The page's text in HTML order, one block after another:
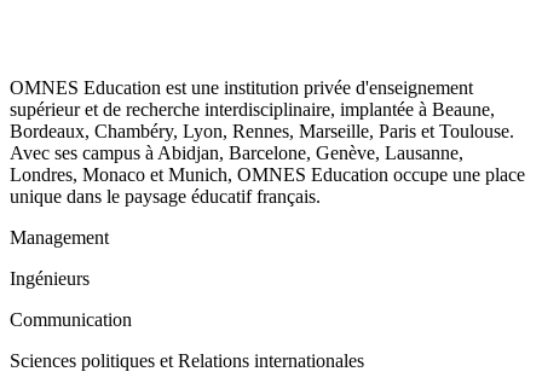
OMNES Education est une institution privée d'enseignement
supérieur et de recherche interdisciplinaire, implantée à Beaune,
Bordeaux, Chambéry, Lyon, Rennes, Marseille, Paris et Toulouse.
Avec ses campus à Abidjan, Barcelone, Genève, Lausanne,
Londres, Monaco et Munich, OMNES Education occupe une place
unique dans le paysage éducatif français.
Management
Ingénieurs
Communication
Sciences politiques et Relations internationales